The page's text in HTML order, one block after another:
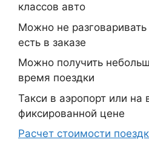
классов авто
Можно не
есть в заказе
Можно получить
время поездки
Такси в аэропорт или на
фиксированной цене
Расчет стоимости